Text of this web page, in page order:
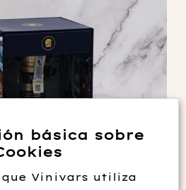
básica sobre
Vinivars utiliza